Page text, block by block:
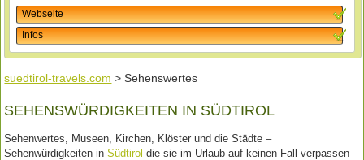
Webseite
Infos
suedtirol-travels.com > Sehenswertes
SEHENSWÜRDIGKEITEN IN SÜDTIROL
Sehenwertes, Museen, Kirchen, Klöster und die Städte –
Sehenwürdigkeiten inSüdtirol die sie im Urlaub auf keinen Fall verpassen